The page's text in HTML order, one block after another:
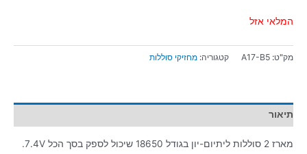
המלאי אזל
מק"ט: A17-B5 קטגוריה: מחזיקי סוללות
תיאור
מארז 2 סוללות ליתיום-יון בגודל 18650 שיכול לספק בסך הכל 7.4V.